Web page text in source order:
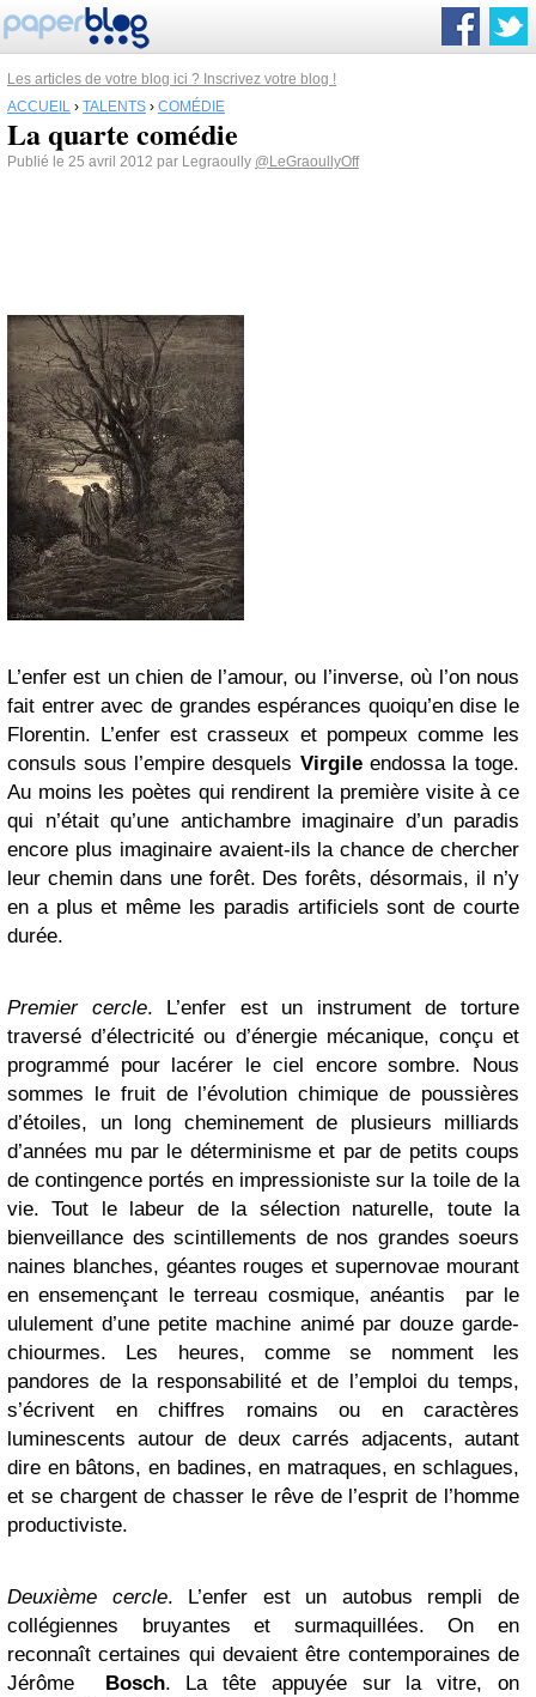
Les articles de votre blog ici ? Inscrivez votre blog !
ACCUEIL › TALENTS › COMÉDIE
La quarte comédie
Publié le 25 avril 2012 par Legraoully @LeGraoullyOff
L’enfer est un chien de l’amour, ou l’inverse, où l’on nous
fait entrer avec de grandes espérances quoiqu’en dise le
Florentin. L’enfer est crasseux et pompeux comme les
consuls sous l’empire desquels Virgileendossa la toge.
Au moins les poètes qui rendirent la première visite à ce
qui n’était qu’une antichambre imaginaire d’un paradis
encore plus imaginaire avaient-ils la chance de chercher
leur chemin dans une forêt. Des forêts, désormais, il n’y
en a plus et même les paradis artificiels sont de courte
durée.
Premier cercle. L’enfer est un instrument de torture
traversé d’électricité ou d’énergie mécanique, conçu et
programmé pour lacérer le ciel encore sombre. Nous
sommes le fruit de l’évolution chimique de poussières
d’étoiles, un long cheminement de plusieurs milliards
d’années mu par le déterminisme et par de petits coups
de contingence portés en impressioniste sur la toile de la
vie. Tout le labeur de la sélection naturelle, toute la
bienveillance des scintillements de nos grandes soeurs
naines blanches, géantes rouges et supernovae mourant
en ensemençant le terreau cosmique, anéantis par le
ululement d’une petite machine animé par douze garde-
chiourmes. Les heures, comme se nomment les
pandores de la responsabilité et de l’emploi du temps,
s’écrivent en chiffres romains ou en caractères
luminescents autour de deux carrés adjacents, autant
dire en bâtons, en badines, en matraques, en schlagues,
et se chargent de chasser le rêve de l’esprit de l’homme
productiviste.
Deuxième cercle. L’enfer est un autobus rempli de
collégiennes bruyantes et surmaquillées. On en
reconnaît certaines qui devaient être contemporaines de
Jérôme Bosch. La tête appuyée sur la vitre, on